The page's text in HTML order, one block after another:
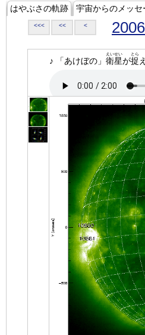
はやぶさの軌跡 宇宙からのメッセ
<<< << <
♪ 「あけぼの」 衛星
えいせい
が捉
とら